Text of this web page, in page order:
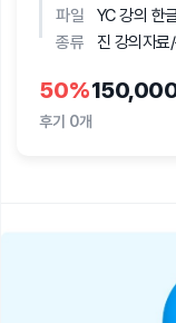
파일
종류
YC 강의 한
진 강의자
50%
후기 0개